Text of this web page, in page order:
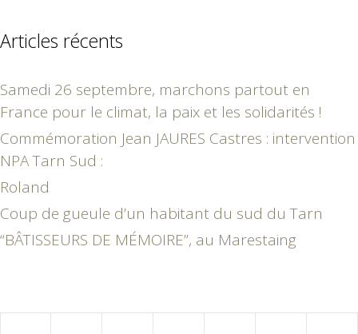
Articles récents
Samedi 26 septembre, marchons partout en
France pour le climat, la paix et les solidarités !
Commémoration Jean JAURES Castres : intervention
NPA Tarn Sud :
Roland
Coup de gueule d’un habitant du sud du Tarn
“BÂTISSEURS DE MÉMOIRE”, au Marestaing